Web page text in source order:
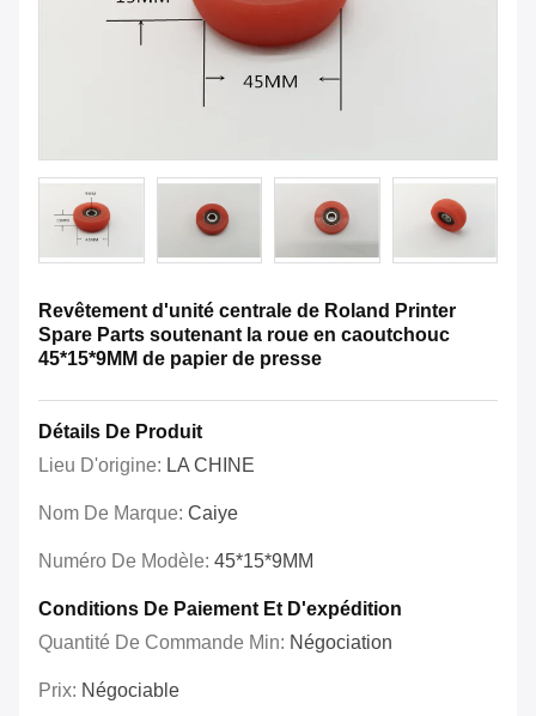
Revêtement d'unité centrale de Roland Printer
Spare Parts soutenant la roue en caoutchouc
45*15*9MM de papier de presse
Détails De Produit
Lieu D'origine: LA CHINE
Nom De Marque: Caiye
Numéro De Modèle: 45*15*9MM
Conditions De Paiement Et D'expédition
Quantité De Commande Min: Négociation
Prix: Négociable